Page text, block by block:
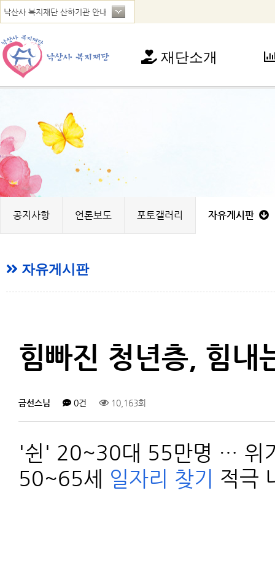
재단소개
지
공지사항 언론보도 포토갤러리 자유게시판
자유게시판
힘빠진 청년층, 힘내
금선스님 0건 10,163회
'쉰' 20~30대 55만명 … 위
50~65세 일자리 찾기 적극